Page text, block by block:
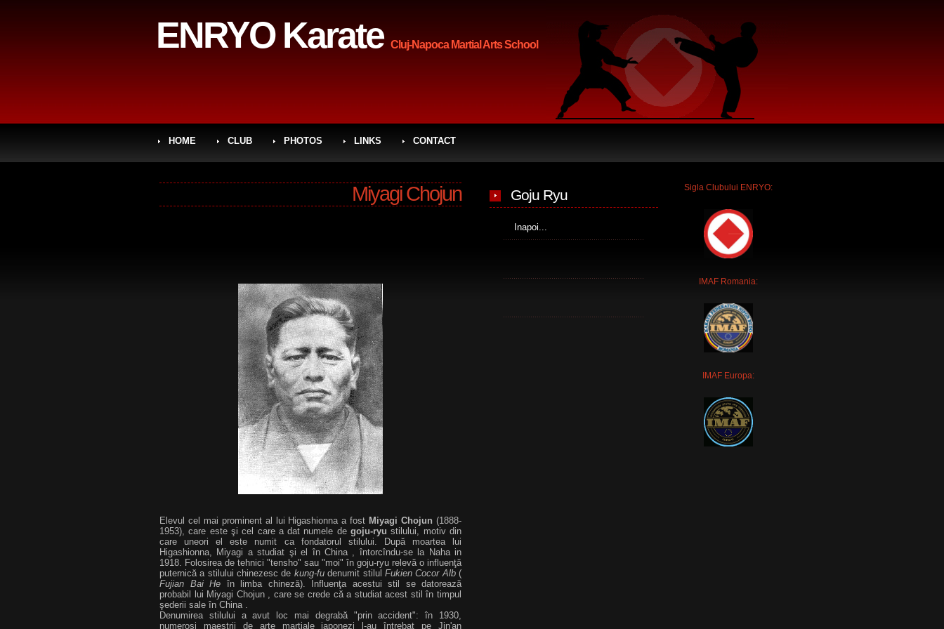
ENRYO Karate Cluj-Napoca Martial Arts School
HOME CLUB PHOTOS LINKS CONTACT
Sigla Clubului ENRYO:
IMAF Romania:
IMAF Europa:
Miyagi Chojun
Elevul cel mai prominent al lui Higashionna a fost Miyagi Chojun (1888-
1953), care este şi cel care a dat numele degoju-ryustilului, motiv din
care uneori el este numit ca fondatorul stilului. După moartea lui
Higashionna, Miyagi a studiat şi el în China , întorcîndu-se la Naha in
1918. Folosirea de tehnici "tensho" sau "moi" în goju-ryu relevă o influenţă
puternică a stilului chinezesc de kung-fudenumit stilul Fukien Cocor Alb(
Fujian Bai He în limba chineză). Influenţa acestui stil se datorează
probabil lui Miyagi Chojun , care se crede că a studiat acest stil în timpul
şederii sale în China .
Denumirea stilului a avut loc mai degrabă "prin accident": în 1930,
numeroşi maeştrii de arte marţiale japonezi l-au întrebat pe Jin'an
Goju Ryu
Inapoi...